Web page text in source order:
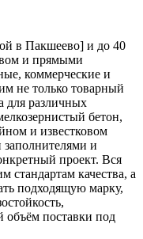
в Пакшеево] и до 40
и прямыми
коммерческие и
не только товарный
для различных
бетон,
и известковом
и
проект. Вся
стандартам качества, а
подходящую марку,
объём поставки под